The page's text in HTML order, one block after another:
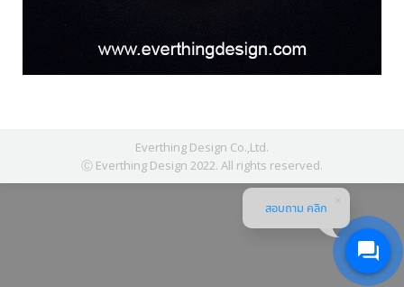
Everthing Design Co.,Ltd.
Ⓒ Everthing Design 2022. All rights reserved.
สอบถาม คลิก